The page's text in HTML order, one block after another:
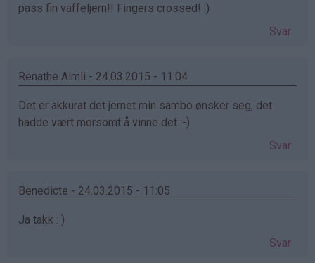
pass fin vaffeljern!! Fingers crossed! :)
Svar
Renathe Almli - 24.03.2015 - 11:04
Det er akkurat det jernet min sambo ønsker seg, det
hadde vært morsomt å vinne det :-)
Svar
Benedicte - 24.03.2015 - 11:05
Ja takk : )
Svar